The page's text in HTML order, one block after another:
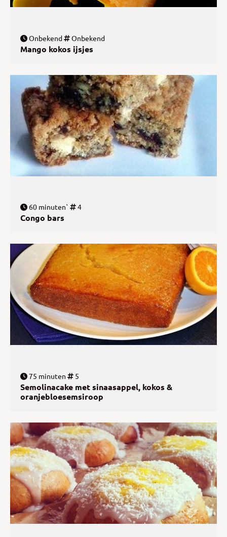
Onbekend Onbekend
Mango kokos ijsjes
60 minuten` 4
Congo bars
75 minuten 5
Semolinacake met sinaasappel, kokos &
oranjebloesemsiroop